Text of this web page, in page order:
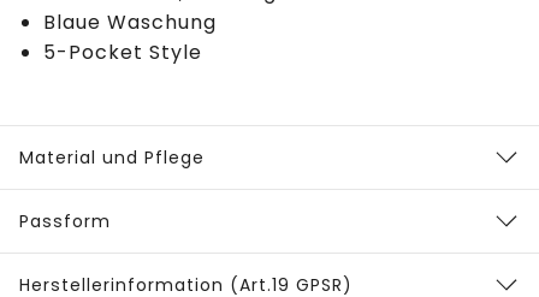
Blaue Waschung
5-Pocket Style
Material und Pflege
Passform
Herstellerinformation (Art.19 GPSR)